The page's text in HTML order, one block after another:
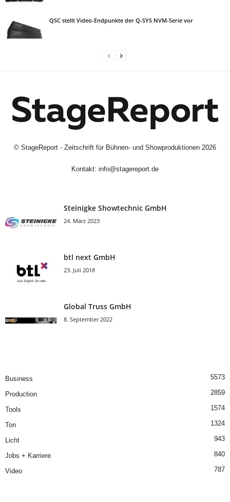
QSC stellt Video-Endpunkte der Q-SYS NVM-Serie vor
© StageReport - Zeitschrift für Bühnen- und Showproduktionen 2026
Kontakt: info@stagereport.de
Steinigke Showtechnic GmbH
24. März 2023
btl next GmbH
23. Juli 2018
Global Truss GmbH
8. September 2022
Business 5573
Production 2859
Tools 1574
Ton 1324
Licht 943
Jobs + Karriere 840
Video 787